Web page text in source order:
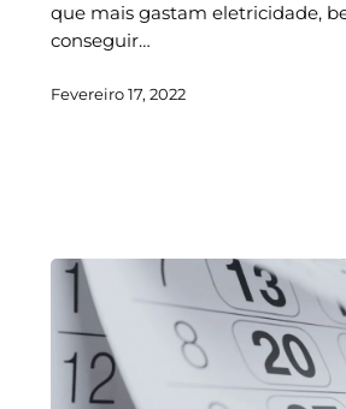
que mais gastam eletricidade,
conseguir…
Fevereiro 17, 2022